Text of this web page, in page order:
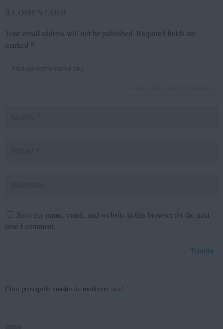
Your email address will not be published. Required fields are
marked *
Save my name, email, and website in this browser for the next
time I comment.
Citiți principiile noastre de moderare aici !